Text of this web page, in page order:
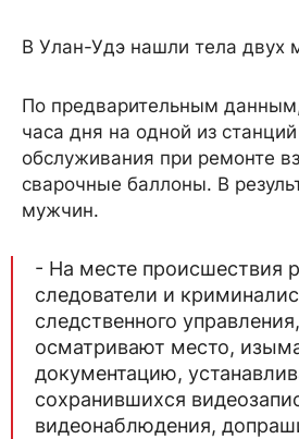
В Улан-Удэ нашли тела двух
По предварительным
часа дня на одной из
обслуживания при ремонте
сварочные баллоны. В
мужчин.
- На месте происшествия
следователи и
следственного
осматривают место,
документацию,
сохранившихся
видеонаблюдения,